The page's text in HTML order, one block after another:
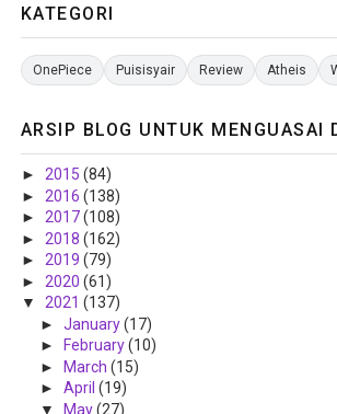
KATEGORI
OnePiece Puisisyair Review Atheis
ARSIP BLOG UNTUK MENGUASAI
► 2015 (84)
► 2016 (138)
► 2017(108)
► 2018 (162)
► 2019 (79)
► 2020 (61)
▼ 2021 (137)
► January(17)
►
February(10)
► March (15)
► April (19)
▼ May(27)